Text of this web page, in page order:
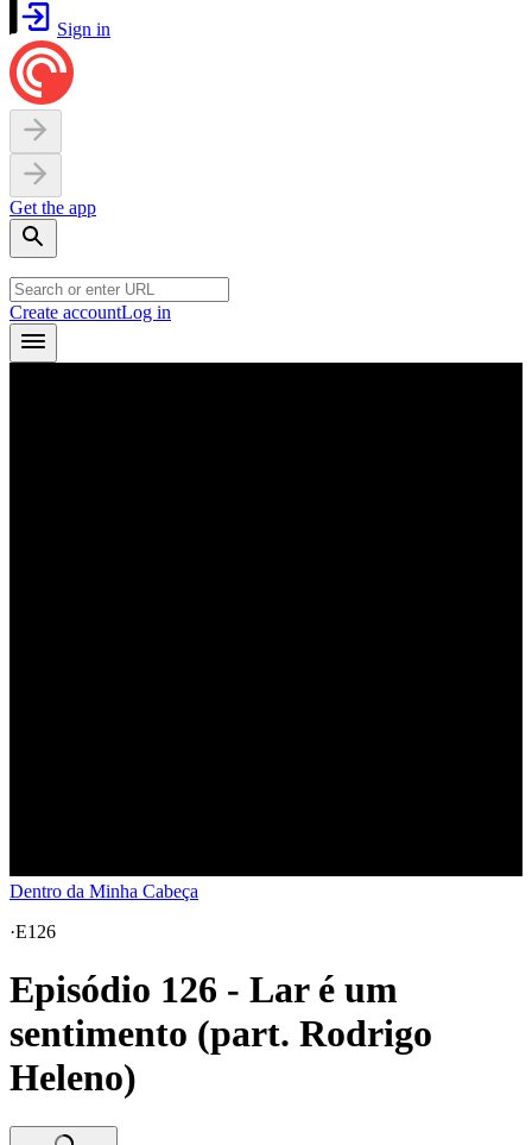
Sign in
Get the app
Create accountLog in
Dentro da Minha Cabeça
·E126
Episódio 126 - Lar é um
sentimento (part. Rodrigo
Heleno)